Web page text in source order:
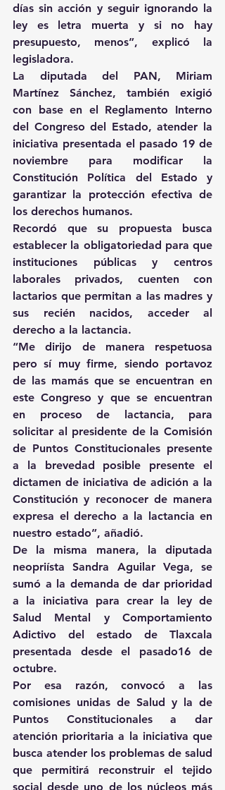
días sin acción y seguir ignorando la
ley es letra muerta y si no hay
presupuesto, menos”, explicó la
legisladora.
La diputada del PAN, Miriam
Martínez Sánchez, también exigió
con base en el Reglamento Interno
del Congreso del Estado, atender la
iniciativa presentada el pasado 19 de
noviembre para modificar la
Constitución Política del Estado y
garantizar la protección efectiva de
los derechos humanos.
Recordó que su propuesta busca
establecer la obligatoriedad para que
instituciones públicas y centros
laborales privados, cuenten con
lactarios que permitan a las madres y
sus recién nacidos, acceder al
derecho a la lactancia.
“Me dirijo de manera respetuosa
pero sí muy firme, siendo portavoz
de las mamás que se encuentran en
este Congreso y que se encuentran
en proceso de lactancia, para
solicitar al presidente de la Comisión
de Puntos Constitucionales presente
a la brevedad posible presente el
dictamen de iniciativa de adición a la
Constitución y reconocer de manera
expresa el derecho a la lactancia en
nuestro estado”, añadió.
De la misma manera, la diputada
neopriísta Sandra Aguilar Vega, se
sumó a la demanda de dar prioridad
a la iniciativa para crear la ley de
Salud Mental y Comportamiento
Adictivo del estado de Tlaxcala
presentada desde el pasado16 de
octubre.
Por esa razón, convocó a las
comisiones unidas de Salud y la de
Puntos Constitucionales a dar
atención prioritaria a la iniciativa que
busca atender los problemas de salud
que permitirá reconstruir el tejido
social desde uno de los núcleos más